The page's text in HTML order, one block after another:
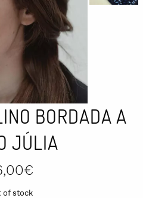
BORDADA A
JÚLIA
€
of stock